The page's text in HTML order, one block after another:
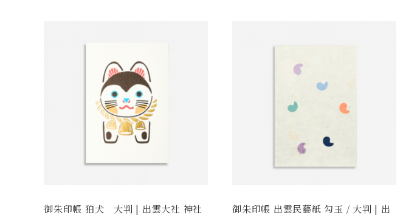
御朱印帳 狛犬 大判 | 出雲大社 神社
御朱印帳 出雲民藝紙 勾玉 / 大判 | 出